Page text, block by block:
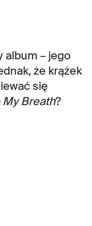
album – jego
że krążek
się
My Breath?